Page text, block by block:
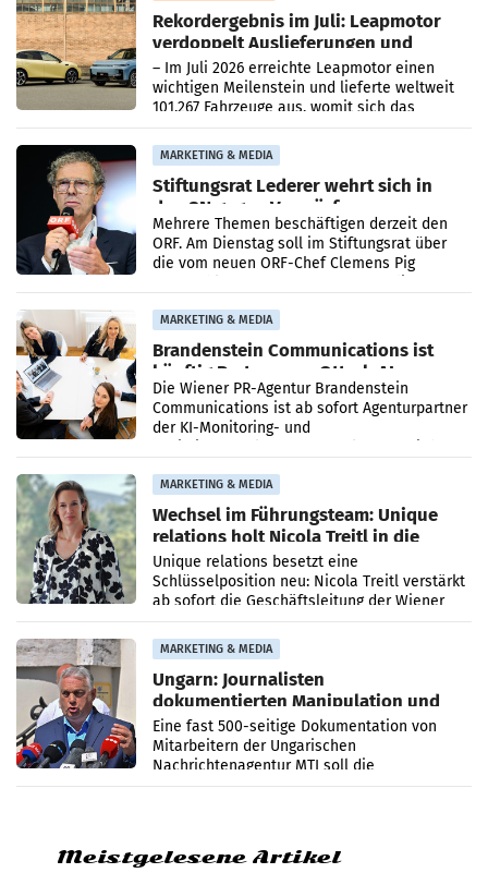
Rekordergebnis im Juli: Leapmotor
verdoppelt Auslieferungen und
überschreitet die 100.000er-Marke
– Im Juli 2026 erreichte Leapmotor einen
wichtigen Meilenstein und lieferte weltweit
101.267 Fahrzeuge aus, womit sich das
Ergebnis gegenüber Juli 2025 mehr als
verdoppelte (+102
MARKETING & MEDIA
Stiftungsrat Lederer wehrt sich in
den SN gegen Vorwürfe
Mehrere Themen beschäftigen derzeit den
ORF. Am Dienstag soll im Stiftungsrat über
die vom neuen ORF-Chef Clemens Pig
MARKETING & MEDIA
Brandenstein Communications ist
künftig Partner von OtterlyAI
Die Wiener PR-Agentur Brandenstein
Communications ist ab sofort Agenturpartner
der KI-Monitoring- und
MARKETING & MEDIA
Wechsel im Führungsteam: Unique
relations holt Nicola Treitl in die
Geschäftsleitung
Unique relations besetzt eine
Schlüsselposition neu: Nicola Treitl verstärkt
ab sofort die Geschäftsleitung der Wiener
PR-Agentur an der Seite von Josef Kalina und
Anna Kalina-Mahr.
MARKETING & MEDIA
Ungarn: Journalisten
dokumentierten Manipulation und
Zensur
Eine fast 500-seitige Dokumentation von
Mitarbeitern der Ungarischen
Nachrichtenagentur MTI soll die
systematische Nachrichten-Manipulation und
Meistgelesene Artikel